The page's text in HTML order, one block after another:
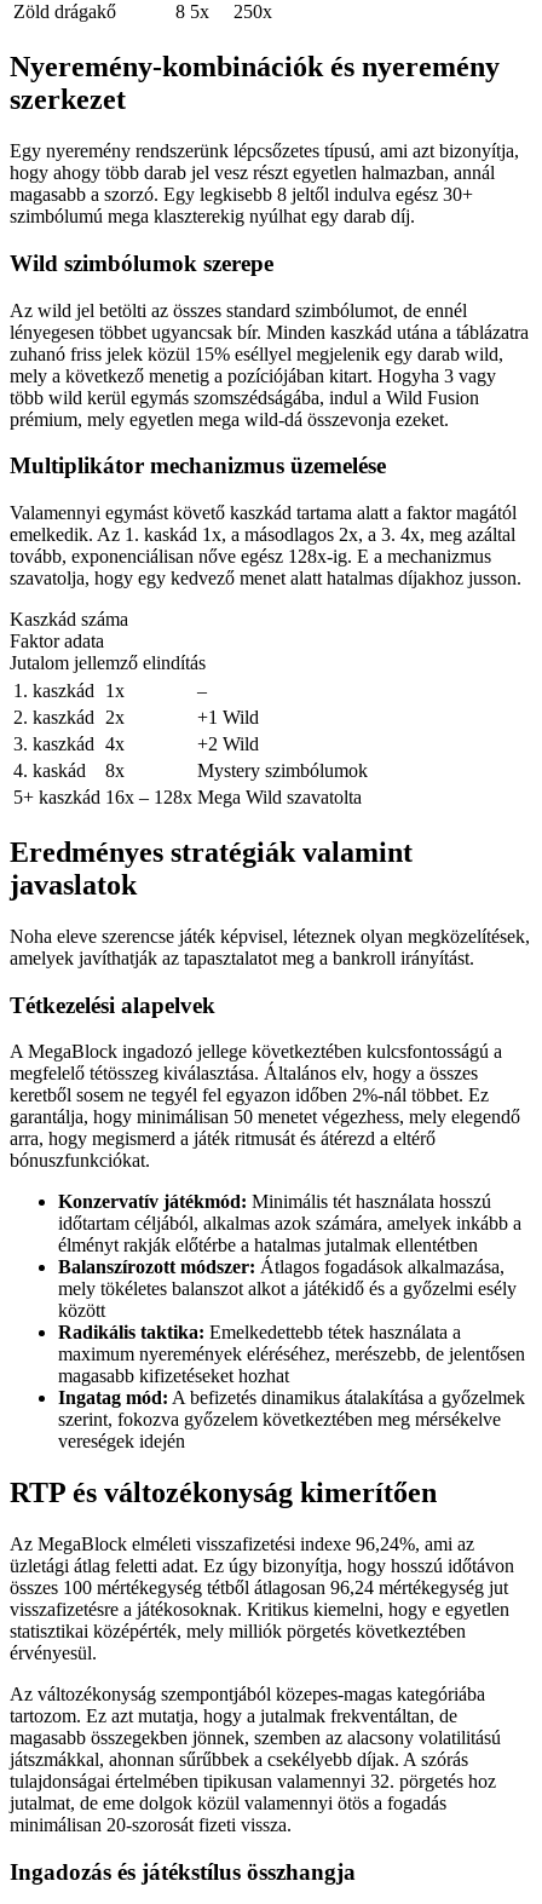
Zöld drágakő 8 5x 250x
Nyeremény-kombinációk és nyeremény
szerkezet
Egy nyeremény rendszerünk lépcsőzetes típusú, ami azt bizonyítja,
hogy ahogy több darab jel vesz részt egyetlen halmazban, annál
magasabb a szorzó. Egy legkisebb 8 jeltől indulva egész 30+
szimbólumú mega klaszterekig nyúlhat egy darab díj.
Wild szimbólumok szerepe
Az wild jel betölti az összes standard szimbólumot, de ennél
lényegesen többet ugyancsak bír. Minden kaszkád utána a táblázatra
zuhanó friss jelek közül 15% eséllyel megjelenik egy darab wild,
mely a következő menetig a pozíciójában kitart. Hogyha 3 vagy
több wild kerül egymás szomszédságába, indul a Wild Fusion
prémium, mely egyetlen mega wild-dá összevonja ezeket.
Multiplikátor mechanizmus üzemelése
Valamennyi egymást követő kaszkád tartama alatt a faktor magától
emelkedik. Az 1. kaskád 1x, a másodlagos 2x, a 3. 4x, meg azáltal
tovább, exponenciálisan nőve egész 128x-ig. E a mechanizmus
szavatolja, hogy egy kedvező menet alatt hatalmas díjakhoz jusson.
Kaszkád száma
Faktor adata
Jutalom jellemző elindítás
1. kaszkád
1x
–
2. kaszkád
2x
+1 Wild
3. kaszkád 4x
+2 Wild
4. kaskád
8x
Mystery szimbólumok
5+ kaszkád 16x – 128x Mega Wild szavatolta
Eredményes stratégiák valamint
javaslatok
Noha eleve szerencse játék képvisel, léteznek olyan megközelítések,
amelyek javíthatják az tapasztalatot meg a bankroll irányítást.
Tétkezelési alapelvek
A MegaBlock ingadozó jellege következtében kulcsfontosságú a
megfelelő tétösszeg kiválasztása. Általános elv, hogy a összes
keretből sosem ne tegyél fel egyazon időben 2%-nál többet. Ez
garantálja, hogy minimálisan 50 menetet végezhess, mely elegendő
arra, hogy megismerd a játék ritmusát és átérezd a eltérő
bónuszfunkciókat.
Konzervatív játékmód: Minimális tét használata hosszú
időtartam céljából, alkalmas azok számára, amelyek inkább a
élményt rakják előtérbe a hatalmas jutalmak ellentétben
Balanszírozott módszer: Átlagos fogadások alkalmazása,
mely tökéletes balanszot alkot a játékidő és a győzelmi esély
között
Radikális taktika: Emelkedettebb tétek használata a
maximum nyeremények eléréséhez, merészebb, de jelentősen
magasabb kifizetéseket hozhat
Ingatag mód: A befizetés dinamikus átalakítása a győzelmek
szerint, fokozva győzelem következtében meg mérsékelve
vereségek idején
RTP és változékonyság kimerítően
Az MegaBlock elméleti visszafizetési indexe 96,24%, ami az
üzletági átlag feletti adat. Ez úgy bizonyítja, hogy hosszú időtávon
összes 100 mértékegység tétből átlagosan 96,24 mértékegység jut
visszafizetésre a játékosoknak. Kritikus kiemelni, hogy e egyetlen
statisztikai középérték, mely milliók pörgetés következtében
érvényesül.
Az változékonyság szempontjából közepes-magas kategóriába
tartozom. Ez azt mutatja, hogy a jutalmak frekventáltan, de
magasabb összegekben jönnek, szemben az alacsony volatilitású
játszmákkal, ahonnan sűrűbbek a csekélyebb díjak. A szórás
tulajdonságai értelmében tipikusan valamennyi 32. pörgetés hoz
jutalmat, de eme dolgok közül valamennyi ötös a fogadás
minimálisan 20-szorosát fizeti vissza.
Ingadozás és játékstílus összhangja